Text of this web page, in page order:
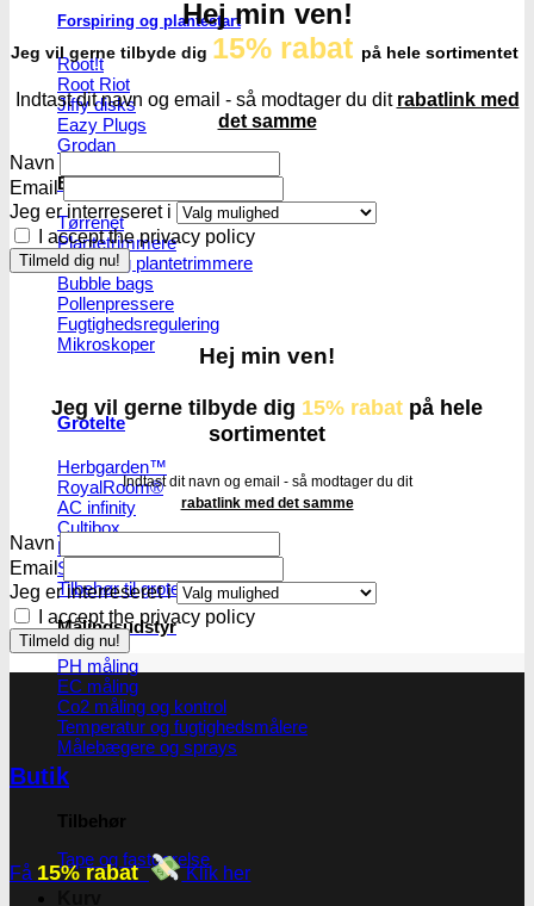
Forspiring og plantestart
Root!t
Root Riot
Jiffy disks
Eazy Plugs
Grodan
Efterbehandling
Tørrenet
Plantetrimmere
Sakse og plantetrimmere
Bubble bags
Pollenpressere
Fugtighedsregulering
Mikroskoper
Grotelte
Herbgarden™
RoyalRoom®
AC infinity
Cultibox
Homebox
Secret Jardine
Tilbehør til grotelte
Målingsudstyr
PH måling
EC måling
Co2 måling og kontrol
Temperatur og fugtighedsmålere
Målebægere og sprays
Tilbehør
Tape og fastgørelse
Hej min ven!
Jeg vil gerne tilbyde dig 15% rabat på hele sortimentet
Indtast dit navn og email - så modtager du dit rabatlink med
det samme
Navn
Email
Jeg er interreseret i
I accept the privacy policy
Hej min ven!
Jeg vil gerne tilbyde dig 15% rabat på hele
sortimentet
Indtast dit navn og email - så modtager du dit
rabatlink med det samme
Navn
Email
Jeg er interreseret i
I accept the privacy policy
Butik
Få 15% rabat Klik her